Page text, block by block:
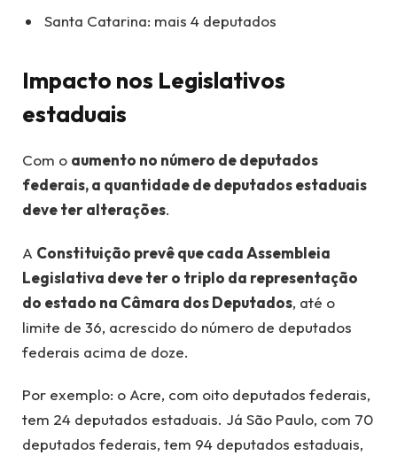
Santa Catarina: mais 4 deputados
Impacto nos Legislativos
estaduais
Com o aumento no número de deputados
federais, a quantidade de deputados estaduais
deve ter alterações.
A Constituição prevê que cada Assembleia
Legislativa deve ter o triplo da representação
do estado na Câmara dos Deputados, até o
limite de 36, acrescido do número de deputados
federais acima de doze.
Por exemplo: o Acre, com oito deputados federais,
tem 24 deputados estaduais. Já São Paulo, com 70
deputados federais, tem 94 deputados estaduais,